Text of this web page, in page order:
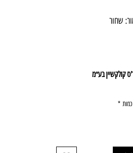
שחור
קולקשיין בע״מ
כמות *